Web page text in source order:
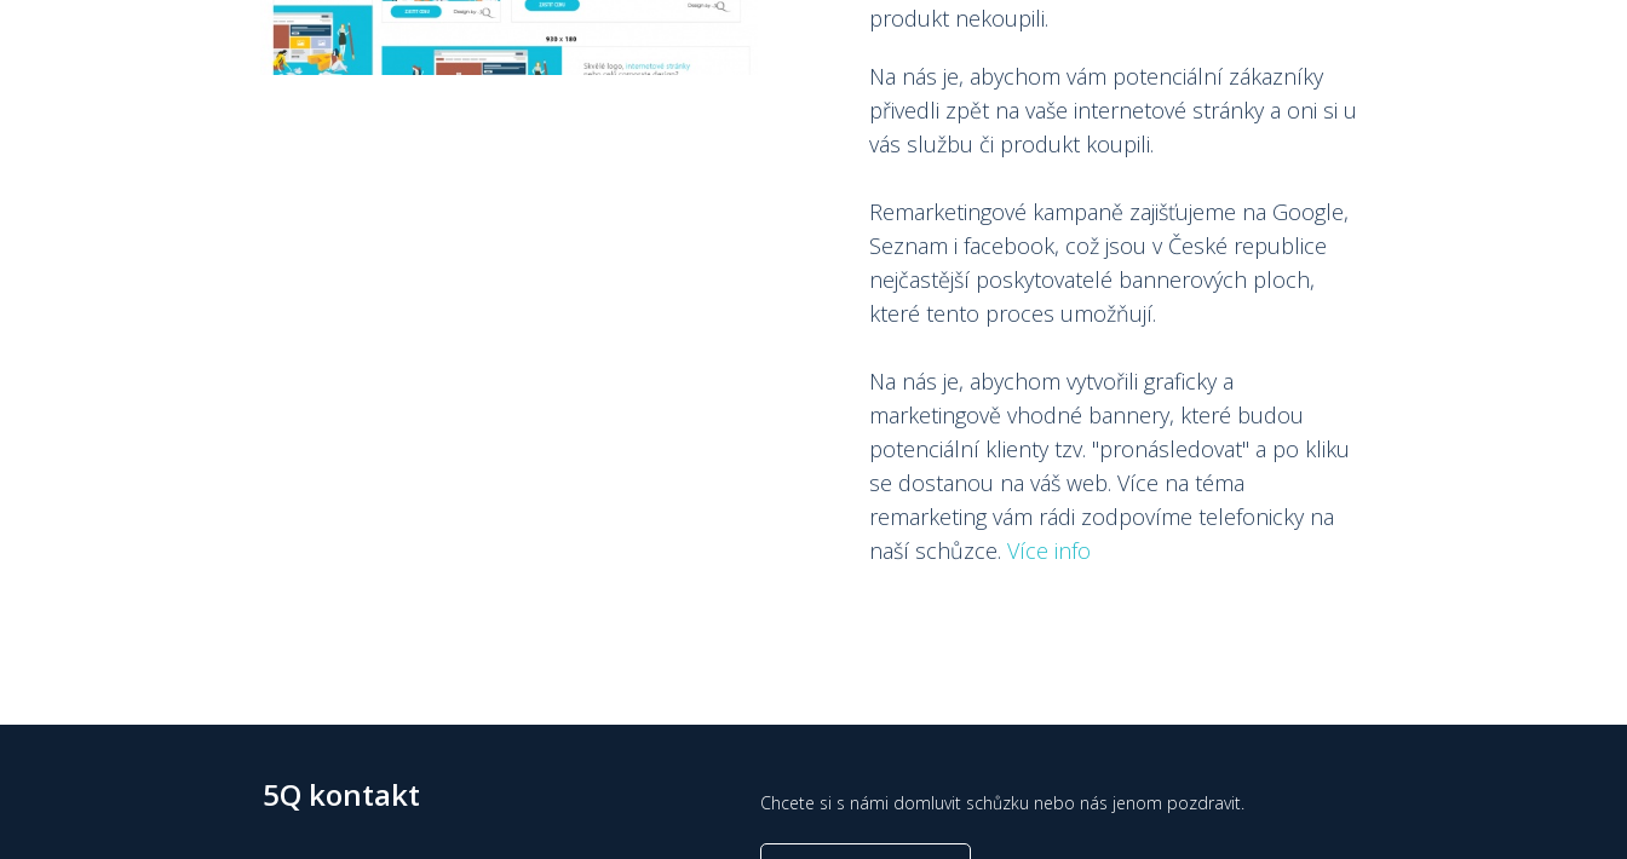
produkt nekoupili.
Na nás je, abychom vám potenciální zákazníky
přivedli zpět na vaše internetové stránky a oni si u
vás službu či produkt koupili.
Remarketingové kampaně zajišťujeme na Google,
Seznam i facebook, což jsou v České republice
nejčastější poskytovatelé bannerových ploch,
které tento proces umožňují.
Na nás je, abychom vytvořili graficky a
marketingově vhodné bannery, které budou
potenciální klienty tzv. "pronásledovat" a po kliku
se dostanou na váš web. Více na téma
remarketing vám rádi zodpovíme telefonicky na
naší schůzce. Více info
5Q kontakt Chcete si s námi domluvit schůzku nebo nás jenom pozdravit.